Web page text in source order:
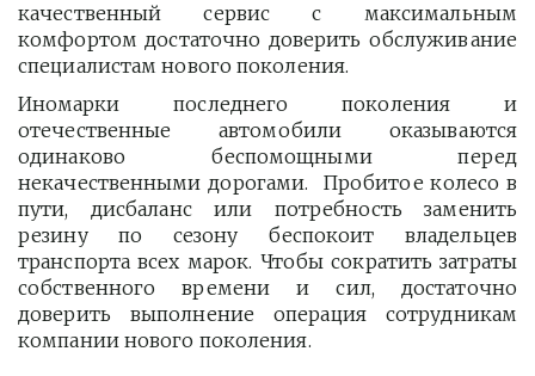
качественный сервис с максимальным
комфортом достаточно доверить обслуживание
специалистам нового поколения.
Иномарки последнего поколения и
отечественные автомобили оказываются
одинаково беспомощными перед
некачественными дорогами. Пробитое колесо в
пути, дисбаланс или потребность заменить
резину по сезону беспокоит владельцев
транспорта всех марок. Чтобы сократить затраты
собственного времени и сил, достаточно
доверить выполнение операция сотрудникам
компании нового поколения.